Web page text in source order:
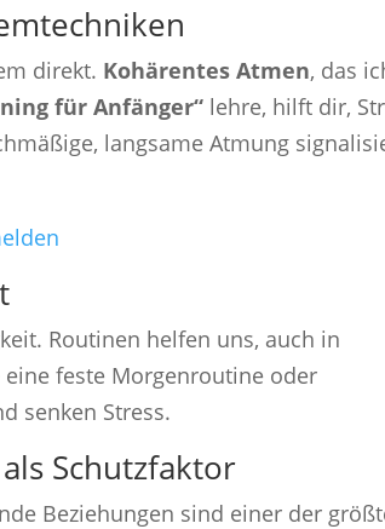
direkt. Kohärentes Atmen, das
für Anfänger“ lehre, hilft dir,
langsame Atmung
Routinen helfen uns, auch in
feste Morgenroutine oder
senken Stress.
Schutzfaktor
Beziehungen sind einer der